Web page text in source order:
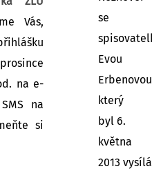
Vás,
na e-
na
si
se
Evou
který
byl 6.
května
2013